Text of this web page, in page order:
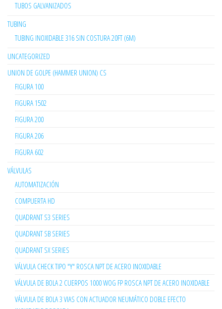
TUBOS GALVANIZADOS
TUBING
TUBING INOXIDABLE 316 SIN COSTURA 20FT (6M)
UNCATEGORIZED
UNION DE GOLPE (HAMMER UNION) CS
FIGURA 100
FIGURA 1502
FIGURA 200
FIGURA 206
FIGURA 602
VÁLVULAS
AUTOMATIZACIÓN
COMPUERTA HD
QUADRANT S3 SERIES
QUADRANT SB SERIES
QUADRANT SX SERIES
VÁLVULA CHECK TIPO "Y" ROSCA NPT DE ACERO INOXIDABLE
VÁLVULA DE BOLA 2 CUERPOS 1000 WOG FP ROSCA NPT DE ACERO INOXIDABLE
VÁLVULA DE BOLA 3 VIAS CON ACTUADOR NEUMÁTICO DOBLE EFECTO